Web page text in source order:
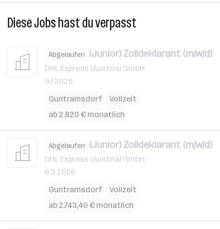
Diese Jobs hast du verpasst
Abgelaufen (Junior) Zolldeklarant (m/w/d)
DHL Express (Austria) GmbH
9.7.2026
Guntramsdorf
Vollzeit
ab 2.820 € monatlich
Abgelaufen (Junior) Zolldeklarant (m/w/d)
DHL Express (Austria) GmbH
8.5.2026
Guntramsdorf
Vollzeit
ab 2.743,40 € monatlich